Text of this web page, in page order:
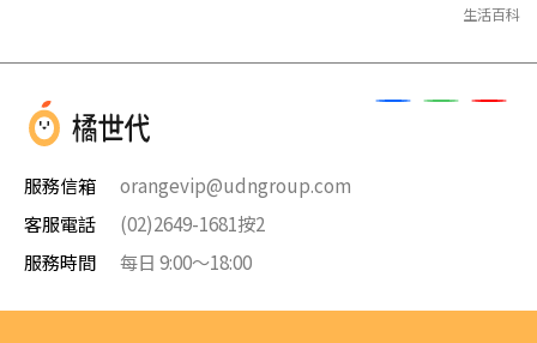
生活百科
服務信箱
orangevip@udngroup.com
客服電話
(02)2649-1681按2
服務時間
每日 9:00～18:00